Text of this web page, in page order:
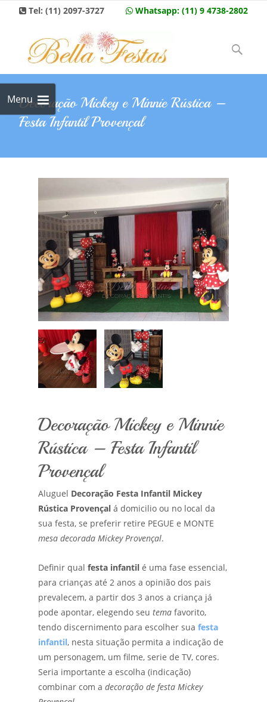
Whatsapp: (11) 9 4738-2802
Tel: (11) 2097-3727
Menu
content
Pesquisar
Decoração Mickey e Minnie Rústica –
Festa Infantil Provençal
Decoração Mickey e Minnie
Rústica – Festa Infantil
Provençal
Aluguel Decoração Festa Infantil Mickey
Rústica Provençal á domicilio ou no local da
sua festa, se preferir retire PEGUE e MONTE
mesa decorada Mickey Provençal.
Definir qual festa infantil é uma fase essencial,
para crianças até 2 anos a opinião dos pais
prevalecem, a partir dos 3 anos a criança já
pode apontar, elegendo seu tema favorito,
tendo discernimento para escolher sua festa
infantil, nesta situação permita a indicação de
um personagem, um filme, serie de TV, cores.
Seria importante a escolha (indicação)
combinar com a decoração de festa Mickey